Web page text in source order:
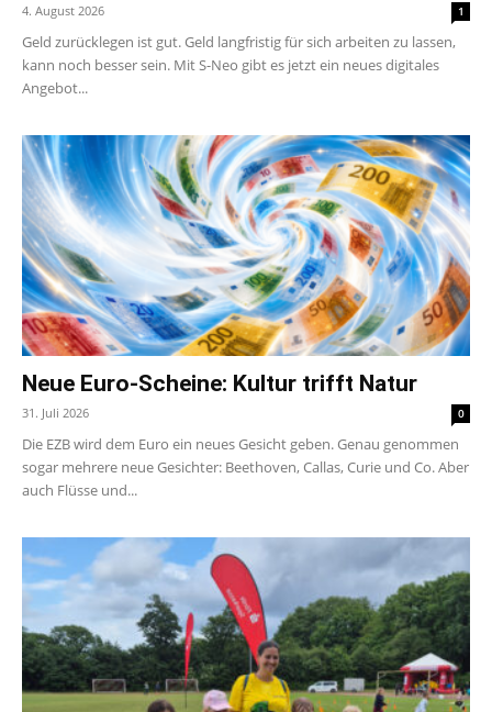
4. August 2026 1
Geld zurücklegen ist gut. Geld langfristig für sich arbeiten zu lassen,
kann noch besser sein. Mit S-Neo gibt es jetzt ein neues digitales
Angebot...
Neue Euro-Scheine: Kultur trifft Natur
31. Juli 2026 0
Die EZB wird dem Euro ein neues Gesicht geben. Genau genommen
sogar mehrere neue Gesichter: Beethoven, Callas, Curie und Co. Aber
auch Flüsse und...